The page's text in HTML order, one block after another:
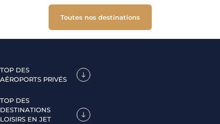
Toutes nos destinations
TOP DES
AÉROPORTS PRIVÉS
TOP DES
DESTINATIONS
LOISIRS EN JET